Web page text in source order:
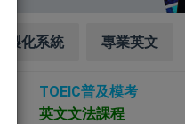
客製化系統 專業英文
TOEIC普及模考
英文文法課程